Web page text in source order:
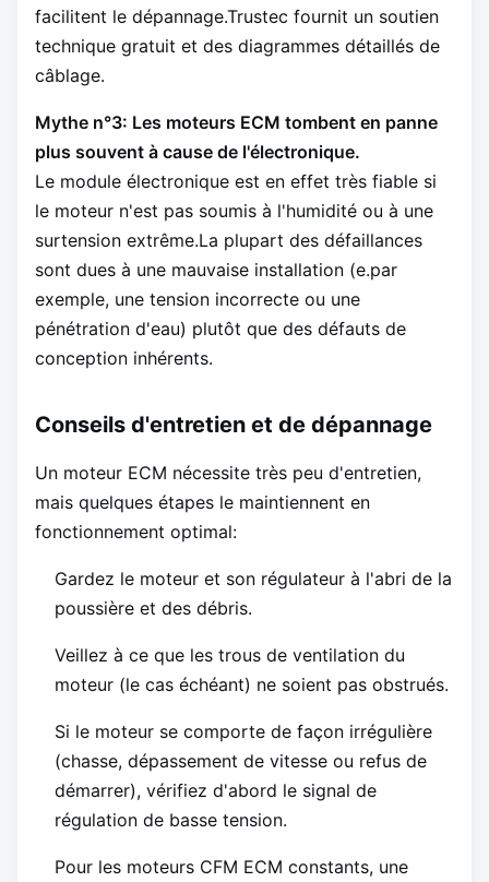
facilitent le dépannage.Trustec fournit un soutien
technique gratuit et des diagrammes détaillés de
câblage.
Mythe n°3: Les moteurs ECM tombent en panne
plus souvent à cause de l'électronique.
Le module électronique est en effet très fiable si
le moteur n'est pas soumis à l'humidité ou à une
surtension extrême.La plupart des défaillances
sont dues à une mauvaise installation (e.par
exemple, une tension incorrecte ou une
pénétration d'eau) plutôt que des défauts de
conception inhérents.
Conseils d'entretien et de dépannage
Un moteur ECM nécessite très peu d'entretien,
mais quelques étapes le maintiennent en
fonctionnement optimal:
Gardez le moteur et son régulateur à l'abri de la
poussière et des débris.
Veillez à ce que les trous de ventilation du
moteur (le cas échéant) ne soient pas obstrués.
Si le moteur se comporte de façon irrégulière
(chasse, dépassement de vitesse ou refus de
démarrer), vérifiez d'abord le signal de
régulation de basse tension.
Pour les moteurs CFM ECM constants, une